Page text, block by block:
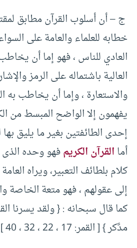
ج – أن أسلوب القرآن مطابق
خطابه للعلماء والعامة على
العادي للناس ، فهو إما أن
العالية باشتماله على الرمز
والاستعارة ، وإما أن يخاطب به
يفهمون إلا الواضح المبسط من
إحدى الطائفتين بغير ما يليق بها
أماالقرآن الكريمفهو وحده الذى
كلام بلطائف التعبير، ويراه
إلى عقولهم ، فهو متعة الخاصة
كما قال سبحانه : {‏ ولقد يسرنا
مدَّكر }‏ [‏ القمر:‏ ‏17 ، ‏22 ، ‏32 ، ‏40 ]‏ .‏